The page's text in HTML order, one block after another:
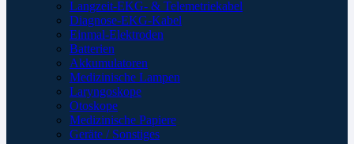
Langzeit-EKG- & Telemetriekabel
Diagnose-EKG-Kabel
Einmal-Elektroden
Batterien
Akkumulatoren
Medizinische Lampen
Laryngoskope
Otoskope
Medizinische Papiere
Geräte / Sonstiges